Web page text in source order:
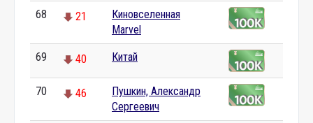
68 21
Киновселенная
Marvel
69 40 Китай
70 46
Пушкин, Александр
Сергеевич